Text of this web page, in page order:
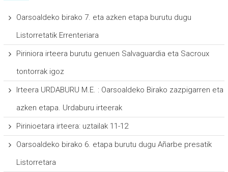
Oarsoaldeko birako 7. eta azken etapa burutu dugu
Listorretatik Errenteriara
Piriniora irteera burutu genuen Salvaguardia eta Sacroux
tontorrak igoz
Irteera URDABURU M.E. : Oarsoaldeko Birako zazpigarren eta
azken etapa. Urdaburu irteerak
Pirinioetara irteera: uztailak 11-12
Oarsoaldeko birako 6. etapa burutu dugu Añarbe presatik
Listorretara